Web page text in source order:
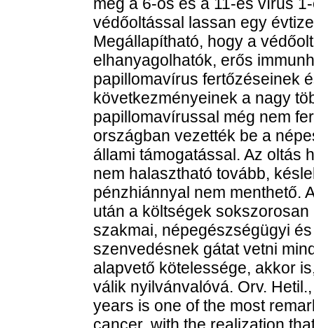
védőoltással lassan egy
Megállapítható, hogy a
elhanyagolhatók, erős
papillomavírus fertőzéseinek
következményeinek a nagy
papillomavírussal még nem
országban vezették be a
állami támogatással. Az oltás
nem halasztható tovább,
pénzhiánnyal nem menthető.
után a költségek
szakmai, népegészségügyi
szenvedésnek gátat vetni
alapvető kötelessége, akkor
válik nyilvánvalóvá. Orv.
years is one of the most